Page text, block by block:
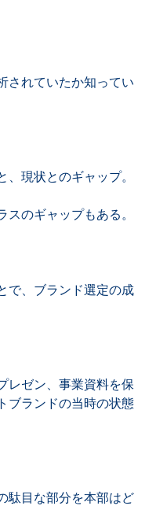
されていたか知ってい
現状とのギャップ。
のギャップもある。
で、ブランド選定の成
レゼン、事業資料を保
ブランドの当時の状態
駄目な部分を本部はど